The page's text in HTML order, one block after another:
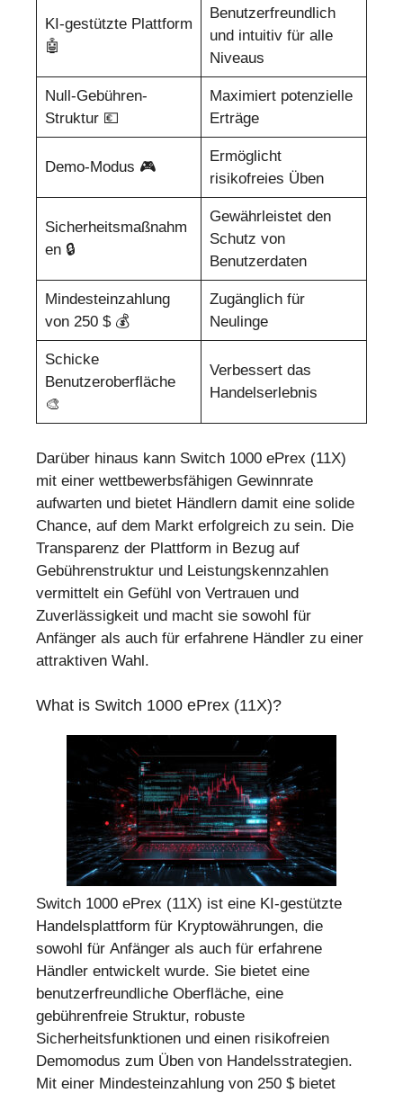
KI-gestützte Plattform
🤖
Benutzerfreundlich
und intuitiv für alle
Niveaus
Null-Gebühren-
Struktur 💶
Maximiert potenzielle
Erträge
Demo-Modus 🎮
Ermöglicht
risikofreies Üben
Sicherheitsmaßnahm
en 🔒
Gewährleistet den
Schutz von
Benutzerdaten
Mindesteinzahlung
von 250 $ 💰
Zugänglich für
Neulinge
Schicke
Benutzeroberfläche
🎨
Verbessert das
Handelserlebnis
Darüber hinaus kann Switch 1000 ePrex (11X)
mit einer wettbewerbsfähigen Gewinnrate
aufwarten und bietet Händlern damit eine solide
Chance, auf dem Markt erfolgreich zu sein. Die
Transparenz der Plattform in Bezug auf
Gebührenstruktur und Leistungskennzahlen
vermittelt ein Gefühl von Vertrauen und
Zuverlässigkeit und macht sie sowohl für
Anfänger als auch für erfahrene Händler zu einer
attraktiven Wahl.
What is Switch 1000 ePrex (11X)?
Switch 1000 ePrex (11X) ist eine KI-gestützte
Handelsplattform für Kryptowährungen, die
sowohl für Anfänger als auch für erfahrene
Händler entwickelt wurde. Sie bietet eine
benutzerfreundliche Oberfläche, eine
gebührenfreie Struktur, robuste
Sicherheitsfunktionen und einen risikofreien
Demomodus zum Üben von Handelsstrategien.
Mit einer Mindesteinzahlung von 250 $ bietet